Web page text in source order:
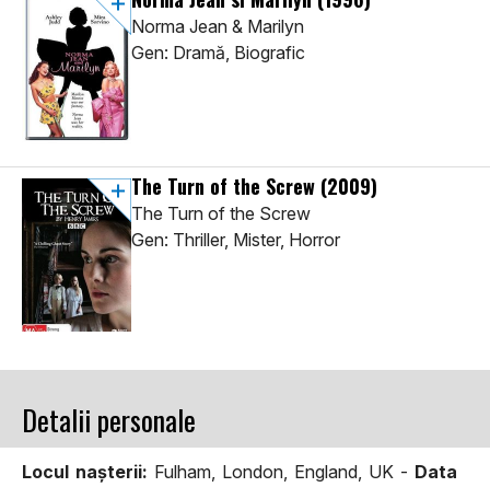
Norma Jean & Marilyn
Gen: Dramă, Biografic
The Turn of the Screw (2009)
The Turn of the Screw
Gen: Thriller, Mister, Horror
Detalii personale
Locul naşterii: Fulham, London, England, UK - Data